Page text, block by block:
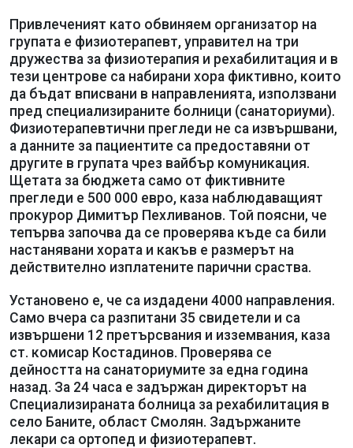
Привлеченият като обвиняем организатор на
групата е физиотерапевт, управител на три
дружества за физиотерапия и рехабилитация и в
тези центрове са набирани хора фиктивно, които
да бъдат вписвани в направленията, използвани
пред специализираните болници (санаториуми).
Физиотерапевтични прегледи не са извършвани,
а данните за пациентите са предоставяни от
другите в групата чрез вайбър комуникация.
Щетата за бюджета само от фиктивните
прегледи е 500 000 евро, каза наблюдаващият
прокурор Димитър Пехливанов. Той поясни, че
тепърва започва да се проверява къде са били
настанявани хората и какъв е размерът на
действително изплатените парични сраства.
Установено е, че са издадени 4000 направления.
Само вчера са разпитани 35 свидетели и са
извършени 12 претърсвания и изземвания, каза
ст. комисар Костадинов. Проверява се
дейността на санаториумите за една година
назад. За 24 часа е задържан директорът на
Специализираната болница за рехабилитация в
село Баните, област Смолян. Задържаните
лекари са ортопед и физиотерапевт.